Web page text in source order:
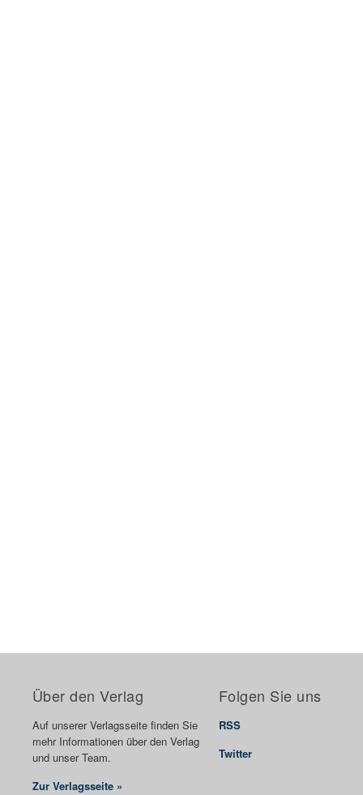
Über den Verlag
Auf unserer Verlagsseite finden Sie
mehr Informationen über den Verlag
und unser Team.
Zur Verlagsseite »
Folgen Sie uns
RSS
Twitter